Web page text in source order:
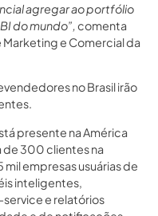
agregar ao portfólio
do mundo”,comenta
Marketing e Comercial da
no Brasil irão
presente na América
de 300 clientes na
empresas usuárias de
inteligentes,
e relatórios